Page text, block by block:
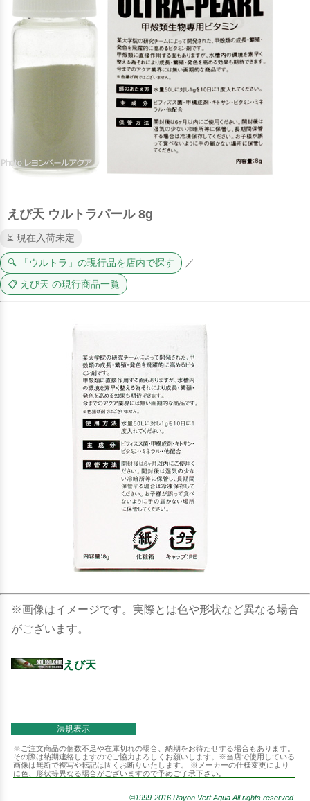
えび天 ウルトラパール 8g
⏳ 現在入荷未定
🔍 「ウルトラ」の現行品を店内で探す ／
📋 えび天 の現行商品一覧
※画像はイメージです。実際とは色や形状など異なる場合
がございます。
えび天
法規表示
※ご注文商品の個数不足や在庫切れの場合、納期をお待たせする場合もあります。
その際は納期連絡しますのでご協力よろしくお願いします。※当店で使用している
画像は無断で複写や転記は固くお断りいたします。 ※メーカーの仕様変更により
に色、形状等異なる場合がございますので予めご了承下さい。
©1999-2016 Rayon Vert Aqua.All rights reserved.